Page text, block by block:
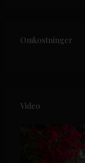
Omkostninger
Video